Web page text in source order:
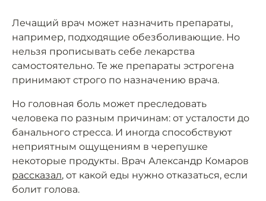
Лечащий врач может назначить препараты,
например, подходящие обезболивающие. Но
нельзя прописывать себе лекарства
самостоятельно. Те же препараты эстрогена
принимают строго по назначению врача.
Но головная боль может преследовать
человека по разным причинам: от усталости до
банального стресса. И иногда способствуют
неприятным ощущениям в черепушке
некоторые продукты. Врач Александр Комаров
рассказал, от какой еды нужно отказаться, если
болит голова.